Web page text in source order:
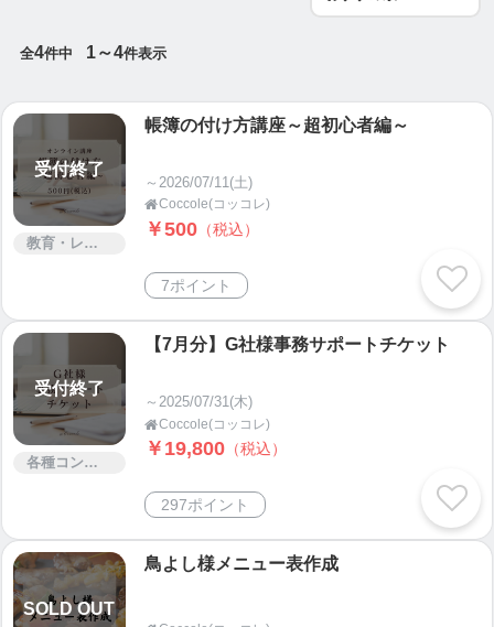
全4件中 1～4件表示
受付終了
教育・レッスン・講習
帳簿の付け方講座～超初心者編～
～2026/07/11(土)
Coccole(コッコレ)
￥500 （税込）
7ポイント
受付終了
各種コンサルティング
【7月分】G社様事務サポートチケット
～2025/07/31(木)
Coccole(コッコレ)
￥19,800 （税込）
297ポイント
SOLD OUT
鳥よし様メニュー表作成